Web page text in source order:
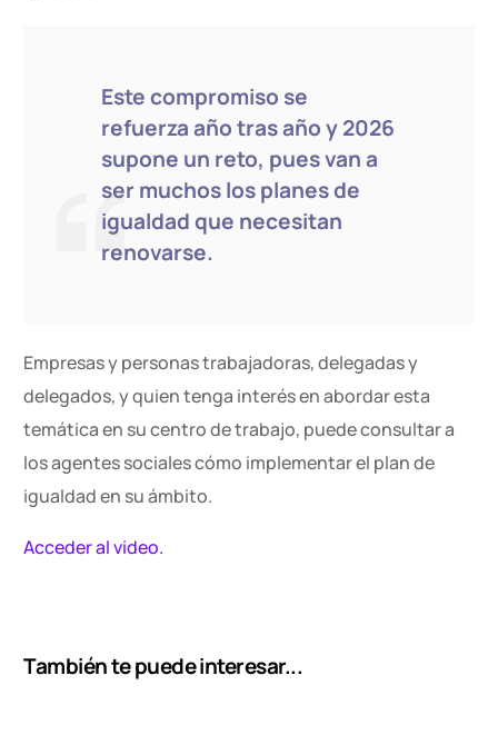
Este compromiso se
refuerza año tras año y 2026
supone un reto, pues van a
ser muchos los planes de
igualdad que necesitan
renovarse.
Empresas y personas trabajadoras, delegadas y
delegados, y quien tenga interés en abordar esta
temática en su centro de trabajo, puede consultar a
los agentes sociales cómo implementar el plan de
igualdad en su ámbito.
Acceder al video.
También te puede interesar...